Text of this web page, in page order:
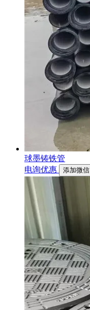
球墨铸铁管
电询优惠
添加微信